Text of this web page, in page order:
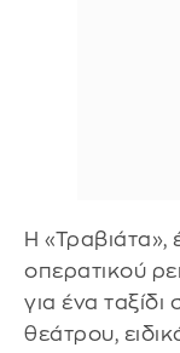
Η «Τραβιάτα»,
οπερατικού
για ένα
θεάτρου,